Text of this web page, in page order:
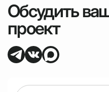
Обсудить
проект